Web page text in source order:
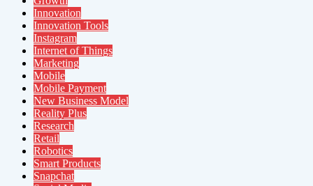
Innovation
Innovation Tools
Instagram
Internet of Things
Marketing
Mobile
Mobile Payment
New Business Model
Reality Plus
Research
Retail
Robotics
Smart Products
Snapchat